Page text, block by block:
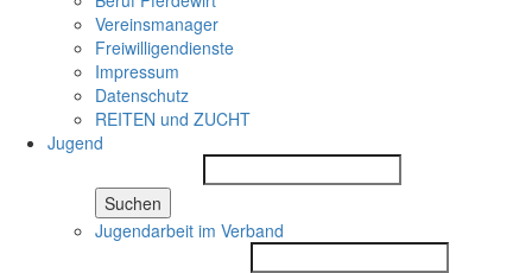
Vereinsmanager
Freiwilligendienste
Impressum
Datenschutz
REITEN und ZUCHT
Jugend
Suchen
Jugendarbeit im Verband